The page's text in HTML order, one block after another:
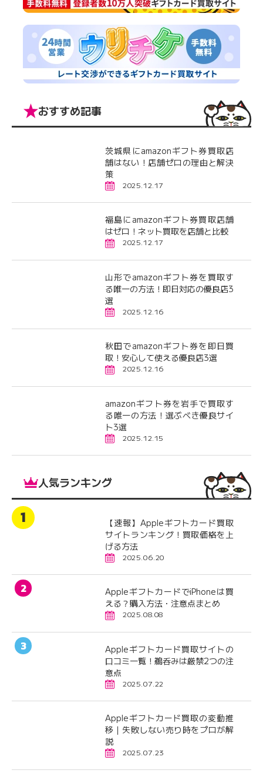
おすすめ記事
茨城県にamazonギフト券買取店
舗はない！店舗ゼロの理由と解決
策
2025.12.17
福島にamazonギフト券買取店舗
はゼロ！ネット買取を店舗と比較
2025.12.17
山形でamazonギフト券を買取す
る唯一の方法！即日対応の優良店3
選
2025.12.16
秋田でamazonギフト券を即日買
取！安心して使える優良店3選
2025.12.16
amazonギフト券を岩手で買取す
る唯一の方法！選ぶべき優良サイ
ト3選
2025.12.15
人気ランキング
【速報】Appleギフトカード買取
サイトランキング！買取価格を上
げる方法
2025.06.20
AppleギフトカードでiPhoneは買
える？購入方法・注意点まとめ
2025.08.08
Appleギフトカード買取サイトの
口コミ一覧！鵜呑みは厳禁2つの注
意点
2025.07.22
Appleギフトカード買取の変動推
移｜失敗しない売り時をプロが解
説
2025.07.23